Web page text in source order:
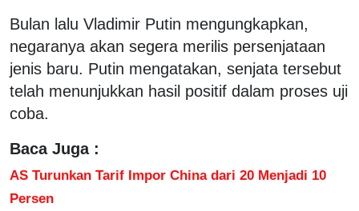
Bulan lalu Vladimir Putin mengungkapkan,
negaranya akan segera merilis persenjataan
jenis baru. Putin mengatakan, senjata tersebut
telah menunjukkan hasil positif dalam proses uji
coba.
Baca Juga :
AS Turunkan Tarif Impor China dari 20 Menjadi 10
Persen